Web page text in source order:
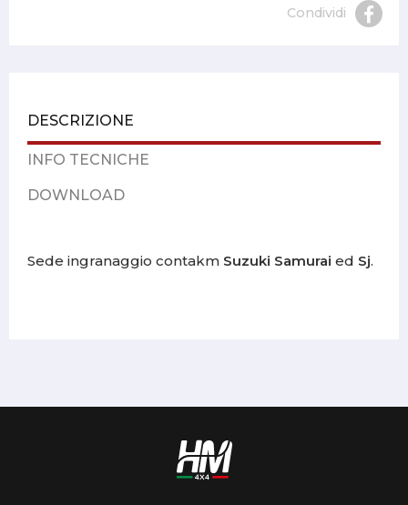
Condividi
DESCRIZIONE
INFO TECNICHE
DOWNLOAD
Sede ingranaggio contakm Suzuki Samurai ed Sj.